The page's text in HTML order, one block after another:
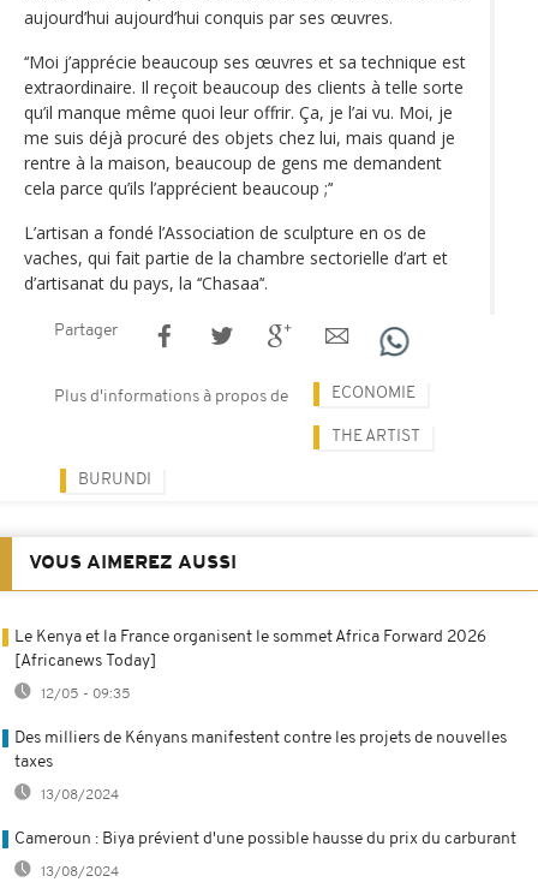
aujourd’hui aujourd’hui conquis par ses œuvres.
‘‘Moi j’apprécie beaucoup ses œuvres et sa technique est
extraordinaire. Il reçoit beaucoup des clients à telle sorte
qu’il manque même quoi leur offrir. Ça, je l’ai vu. Moi, je
me suis déjà procuré des objets chez lui, mais quand je
rentre à la maison, beaucoup de gens me demandent
cela parce qu’ils l’apprécient beaucoup ;’‘
L’artisan a fondé l’Association de sculpture en os de
vaches, qui fait partie de la chambre sectorielle d’art et
d’artisanat du pays, la ‘‘Chasaa’‘.
Partager
Plus d'informations à propos de ECONOMIE
THE ARTIST
BURUNDI
VOUS AIMEREZ AUSSI
Le Kenya et la France organisent le sommet Africa Forward 2026
[Africanews Today]
12/05 - 09:35
Des milliers de Kényans manifestent contre les projets de nouvelles
taxes
13/08/2024
Cameroun : Biya prévient d'une possible hausse du prix du carburant
13/08/2024